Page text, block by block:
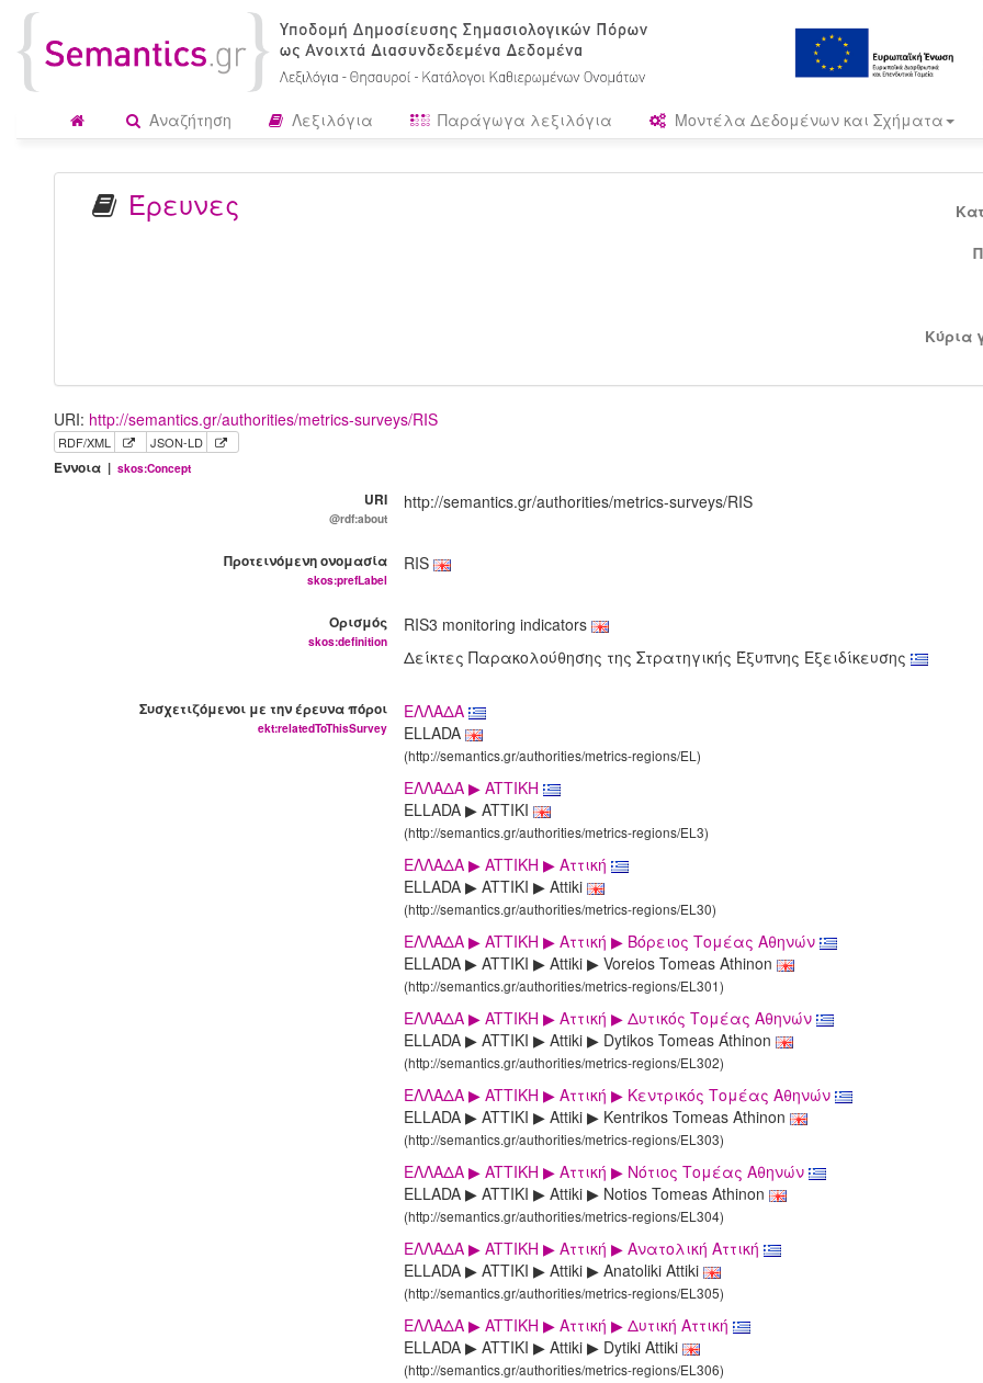
Αναζήτηση Λεξιλόγια Παράγωγα λεξιλόγια Μοντέλα Δεδομένων και Σχήματα
Έρευνες
Κύρια
URI: http://semantics.gr/authorities/metrics-surveys/RIS
RDF/XML JSON-LD
Έννοια | skos:Concept
URI
@rdf:about
http://semantics.gr/authorities/metrics-surveys/RIS
Προτεινόμενη ονομασία
skos:prefLabel
RIS
Ορισμός
skos:definition
RIS3 monitoring indicators
Δείκτες Παρακολούθησης της Στρατηγικής Έξυπνης Εξειδίκευσης
Συσχετιζόμενοι με την έρευνα πόροι
ekt:relatedToThisSurvey
ΕΛΛΑΔΑ
ELLADA
(http://semantics.gr/authorities/metrics-regions/EL)
ΕΛΛΑΔΑ ▶ ATTIKΗ
ELLADA ▶ ATTIKI
(http://semantics.gr/authorities/metrics-regions/EL3)
ΕΛΛΑΔΑ ▶ ATTIKΗ ▶ Aττική
ELLADA ▶ ATTIKI ▶ Attiki
(http://semantics.gr/authorities/metrics-regions/EL30)
ΕΛΛΑΔΑ ▶ ATTIKΗ ▶ Aττική ▶ Βόρειος Τομέας Αθηνών
ELLADA ▶ ATTIKI ▶ Attiki ▶ Voreios Tomeas Athinon
(http://semantics.gr/authorities/metrics-regions/EL301)
ΕΛΛΑΔΑ ▶ ATTIKΗ ▶ Aττική ▶ Δυτικός Τομέας Αθηνών
ELLADA ▶ ATTIKI ▶ Attiki ▶ Dytikos Tomeas Athinon
(http://semantics.gr/authorities/metrics-regions/EL302)
ΕΛΛΑΔΑ ▶ ATTIKΗ ▶ Aττική ▶ Κεντρικός Τομέας Αθηνών
ELLADA ▶ ATTIKI ▶ Attiki ▶ Kentrikos Tomeas Athinon
(http://semantics.gr/authorities/metrics-regions/EL303)
ΕΛΛΑΔΑ ▶ ATTIKΗ ▶ Aττική ▶ Νότιος Τομέας Αθηνών
ELLADA ▶ ATTIKI ▶ Attiki ▶ Notios Tomeas Athinon
(http://semantics.gr/authorities/metrics-regions/EL304)
ΕΛΛΑΔΑ ▶ ATTIKΗ ▶ Aττική ▶ Ανατολική Αττική
ELLADA ▶ ATTIKI ▶ Attiki ▶ Anatoliki Attiki
(http://semantics.gr/authorities/metrics-regions/EL305)
ΕΛΛΑΔΑ ▶ ATTIKΗ ▶ Aττική ▶ Δυτική Αττική
ELLADA ▶ ATTIKI ▶ Attiki ▶ Dytiki Attiki
(http://semantics.gr/authorities/metrics-regions/EL306)